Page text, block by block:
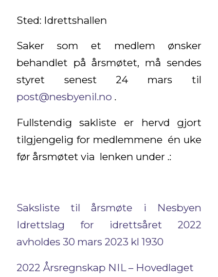
Sted: Idrettshallen
Saker som et medlem ønsker
behandlet på årsmøtet, må sendes
styret senest 24 mars til
post@nesbyenil.no .
Fullstendig sakliste er hervd gjort
tilgjengelig for medlemmene én uke
før årsmøtet via lenken under .:
Saksliste til årsmøte i Nesbyen
Idrettslag for idrettsåret 2022
avholdes 30 mars 2023 kl 1930
2022 Årsregnskap NIL – Hovedlaget